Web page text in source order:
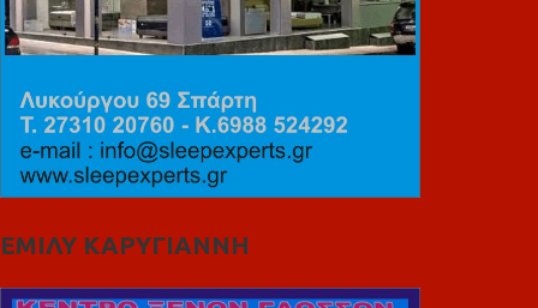
ΕΜΙΛΥ ΚΑΡΥΓΙΑΝΝΗ